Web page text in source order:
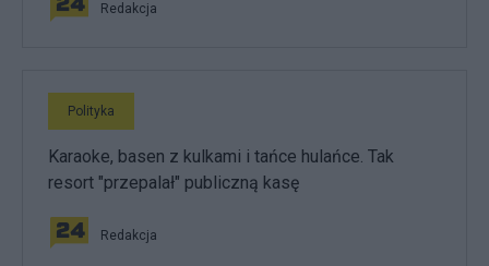
Redakcja
Polityka
Karaoke, basen z kulkami i tańce hulańce. Tak
resort "przepalał" publiczną kasę
Redakcja